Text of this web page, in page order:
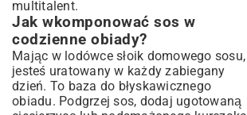
multitalent.
Jak wkomponować sos w
codzienne obiady?
Mając w lodówce słoik domowego sosu,
jesteś uratowany w każdy zabiegany
dzień. To baza do błyskawicznego
obiadu. Podgrzej sos, dodaj ugotowaną